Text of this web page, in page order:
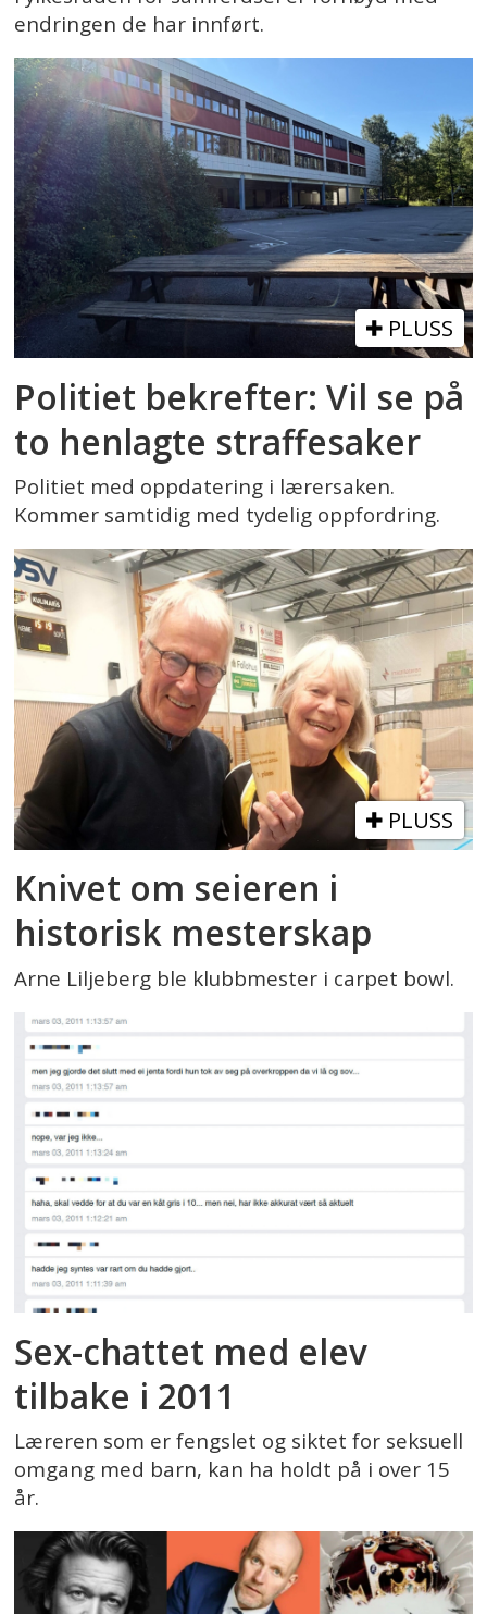
endringen de har innført.
PLUSS
Politiet bekrefter: Vil se på
to henlagte straffesaker
Politiet med oppdatering i lærersaken.
Kommer samtidig med tydelig oppfordring.
PLUSS
Knivet om seieren i
historisk mesterskap
Arne Liljeberg ble klubbmester i carpet bowl.
Sex-chattet med elev
tilbake i 2011
Læreren som er fengslet og siktet for seksuell
omgang med barn, kan ha holdt på i over 15
år.